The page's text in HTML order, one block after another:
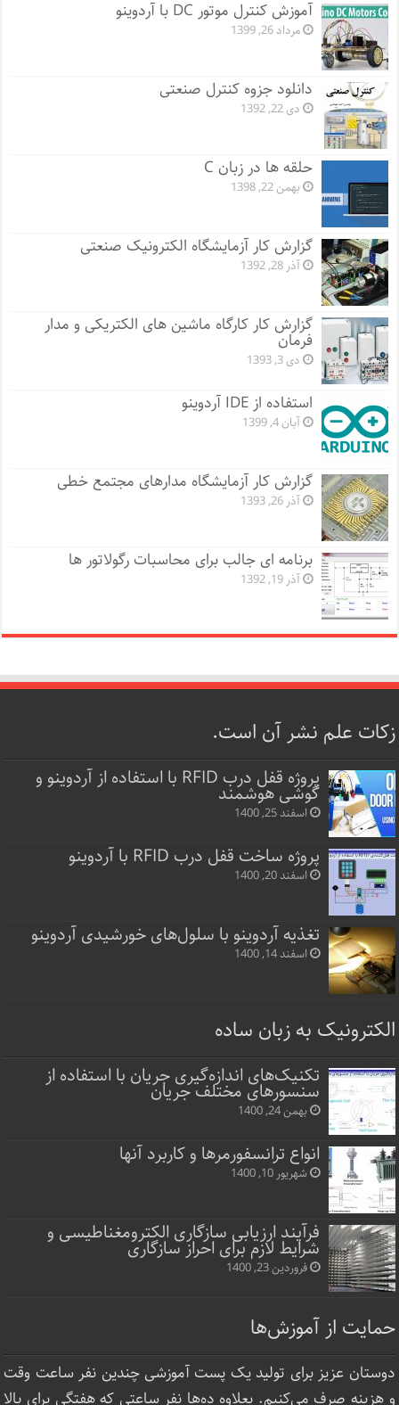
آموزش کنترل موتور DC با آردوینو
مرداد 26, 1399
دانلود جزوه کنترل صنعتی
دی 22, 1392
حلقه ها در زبان C
بهمن 22, 1398
گزارش کار آزمایشگاه الکترونیک صنعتی
آذر 28, 1392
گزارش کار کارگاه ماشین های الکتریکی و مدار
فرمان
دی 3, 1393
استفاده از IDE آردوینو
آبان 4, 1399
گزارش کار آزمایشگاه مدارهای مجتمع خطی
آذر 26, 1393
برنامه ای جالب برای محاسبات رگولاتور ها
آذر 19, 1392
زکات علم نشر آن است.
پروژه قفل‌ درب RFID با استفاده از آردوینو و
گوشی هوشمند
اسفند 25, 1400
پروژه ساخت قفل‌ درب RFID با آردوینو
اسفند 20, 1400
تغذیه آردوینو با سلول‌های خورشیدی آردوینو
اسفند 14, 1400
الکترونیک به زبان ساده
تکنیک‌های اندازه‌گیری جریان با استفاده از
سنسورهای مختلف جریان
بهمن 24, 1400
انواع ترانسفورمرها و کاربرد آنها
شهریور 10, 1400
فرآیند ارزیابی سازگاری الکترومغناطیسی و
شرایط لازم برای احراز سازگاری
فروردین 23, 1400
حمایت از آموزش‌ها
دوستان عزیز برای تولید یک پست آموزشی چندین نفر ساعت‌ وقت
و هزینه صرف می‌کنیم. بعلاوه ده‌ها نفر ساعتی که هفتگی برای بالا